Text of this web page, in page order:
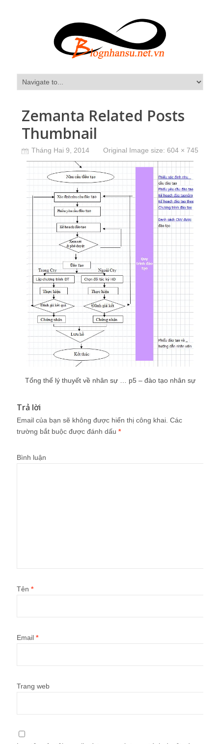
Zemanta Related Posts
Thumbnail
Tháng Hai 9, 2014 Original Image size: 604 × 745
Tổng thể lý thuyết về nhân sự … p5 – đào tạo nhân sự
Trả lời
Email của bạn sẽ không được hiển thị công khai. Các
trường bắt buộc được đánh dấu *
Bình luận
Tên *
Email *
Trang web